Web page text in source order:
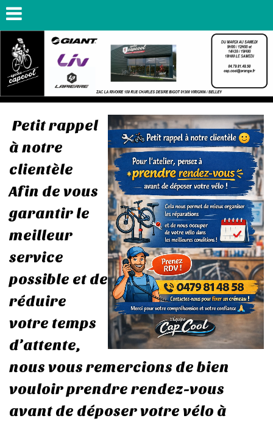
Petit rappel
à notre
clientèle
Afin de vous
garantir le
meilleur
service
possible et de
réduire
votre temps
d’attente,
nous vous remercions de bien
vouloir prendre rendez-vous
avant de déposer votre vélo à